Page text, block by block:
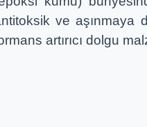
ve aşınmaya
artırıcı dolgu